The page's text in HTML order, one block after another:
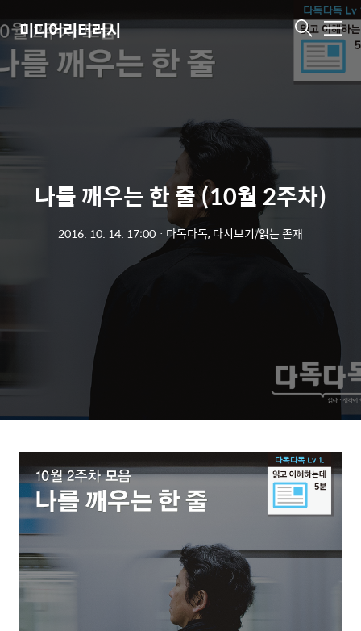
미디어리터러시 메
뉴
나를 깨우는 한 줄 (10월 2주차)
2016. 10. 14. 17:00 ㆍ 다독다독, 다시보기/읽는 존재